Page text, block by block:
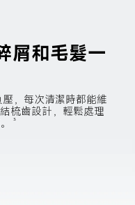
屑和毛髮一
，每次清潔時都能維
梳齒設計，輕鬆處理
3